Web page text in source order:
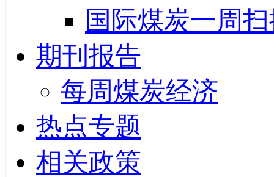
国际煤炭一周
期刊报告
每周煤炭经济
热点专题
相关政策